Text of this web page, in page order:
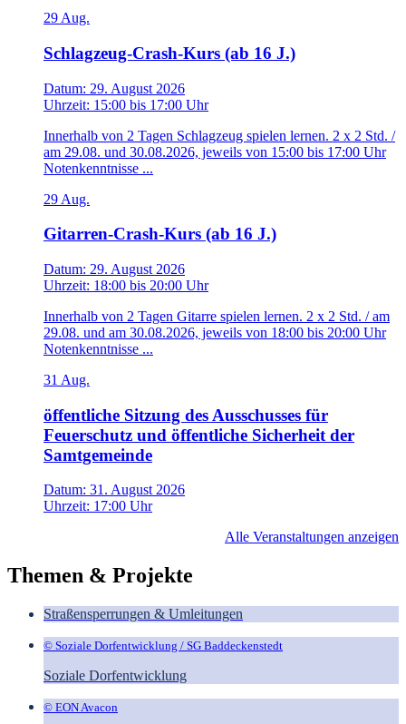
29 Aug.
Schlagzeug-Crash-Kurs (ab 16 J.)
Datum: 29. August 2026
Uhrzeit: 15:00 bis 17:00 Uhr
Innerhalb von 2 Tagen Schlagzeug spielen lernen. 2 x 2 Std. /
am 29.08. und 30.08.2026, jeweils von 15:00 bis 17:00 Uhr
Notenkenntnisse ...
29 Aug.
Gitarren-Crash-Kurs (ab 16 J.)
Datum: 29. August 2026
Uhrzeit: 18:00 bis 20:00 Uhr
Innerhalb von 2 Tagen Gitarre spielen lernen. 2 x 2 Std. / am
29.08. und am 30.08.2026, jeweils von 18:00 bis 20:00 Uhr
Notenkenntnisse ...
31 Aug.
öffentliche Sitzung des Ausschusses für
Feuerschutz und öffentliche Sicherheit der
Samtgemeinde
Datum: 31. August 2026
Uhrzeit: 17:00 Uhr
Alle Veranstaltungen anzeigen
Themen & Projekte
Straßensperrungen & Umleitungen
© Soziale Dorfentwicklung / SG Baddeckenstedt
Soziale Dorfentwicklung
© EON Avacon